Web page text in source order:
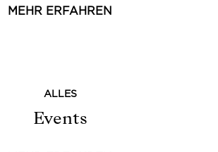
MEHR ERFAHREN
ALLES
Events